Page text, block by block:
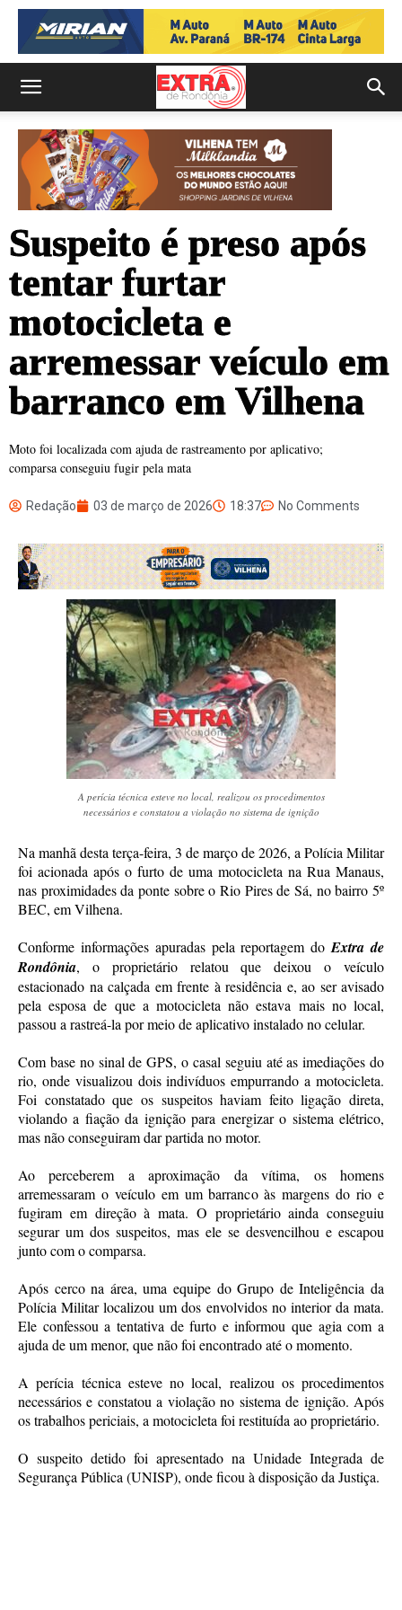
Suspeito é preso após
tentar furtar
motocicleta e
arremessar veículo em
barranco em Vilhena
Moto foi localizada com ajuda de rastreamento por aplicativo;
comparsa conseguiu fugir pela mata
Redação 03 de março de 2026 18:37 No Comments
A perícia técnica esteve no local, realizou os procedimentos
necessários e constatou a violação no sistema de ignição
Na manhã desta terça-feira, 3 de março de 2026, a Polícia Militar
foi acionada após o furto de uma motocicleta na Rua Manaus,
nas proximidades da ponte sobre o Rio Pires de Sá, no bairro 5º
BEC, em Vilhena.
Conforme informações apuradas pela reportagem doExtra de
Rondônia, o proprietário relatou que deixou o veículo
estacionado na calçada em frente à residência e, ao ser avisado
pela esposa de que a motocicleta não estava mais no local,
passou a rastreá-la por meio de aplicativo instalado no celular.
Com base no sinal de GPS, o casal seguiu até as imediações do
rio, onde visualizou dois indivíduos empurrando a motocicleta.
Foi constatado que os suspeitos haviam feito ligação direta,
violando a fiação da ignição para energizar o sistema elétrico,
mas não conseguiram dar partida no motor.
Ao perceberem a aproximação da vítima, os homens
arremessaram o veículo em um barranco às margens do rio e
fugiram em direção à mata. O proprietário ainda conseguiu
segurar um dos suspeitos, mas ele se desvencilhou e escapou
junto com o comparsa.
Após cerco na área, uma equipe do Grupo de Inteligência da
Polícia Militar localizou um dos envolvidos no interior da mata.
Ele confessou a tentativa de furto e informou que agia com a
ajuda de um menor, que não foi encontrado até o momento.
A perícia técnica esteve no local, realizou os procedimentos
necessários e constatou a violação no sistema de ignição. Após
os trabalhos periciais, a motocicleta foi restituída ao proprietário.
O suspeito detido foi apresentado na Unidade Integrada de
Segurança Pública (UNISP), onde ficou à disposição da Justiça.